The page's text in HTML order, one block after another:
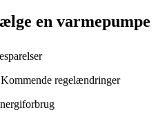
en varmepumpe
Kommende regelændringer